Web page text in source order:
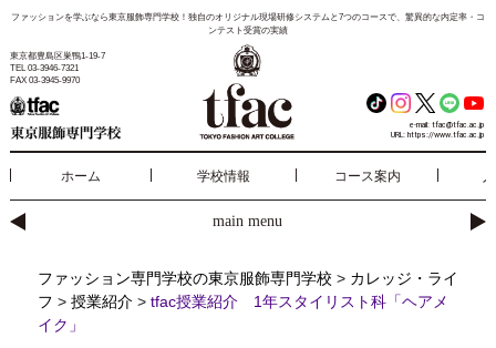
ファッションを学ぶなら東京服飾専門学校！独自のオリジナル現場研修システムと7つのコースで、驚異的な内定率・コ
ンテスト受賞の実績
東京都豊島区巣鴨1-19-7
TEL 03-3946-7321
FAX 03-3945-9970
e-mail: tfac@tfac.ac.jp
URL: https://www.tfac.ac.jp
ホーム 学校情報 コース案内
main menu
ファッション専門学校の東京服飾専門学校 > カレッジ・ライ
フ > 授業紹介> tfac授業紹介 1年スタイリスト科「ヘアメ
イク」